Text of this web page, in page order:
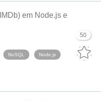
50
em Node.js e
NoSQL Node.js